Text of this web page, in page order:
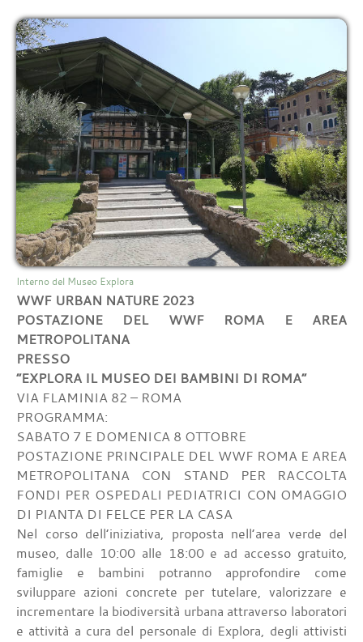
Interno del Museo Explora
WWF URBAN NATURE 2023
POSTAZIONE DEL WWF ROMA E AREA
METROPOLITANA
PRESSO
“EXPLORA IL MUSEO DEI BAMBINI DI ROMA”
VIA FLAMINIA 82 – ROMA
PROGRAMMA:
SABATO 7 E DOMENICA 8 OTTOBRE
POSTAZIONE PRINCIPALE DEL WWF ROMA E AREA
METROPOLITANA CON STAND PER RACCOLTA
FONDI PER OSPEDALI PEDIATRICI CON OMAGGIO
DI PIANTA DI FELCE PER LA CASA
Nel corso dell’iniziativa, proposta nell’area verde del
museo, dalle 10:00 alle 18:00 e ad accesso gratuito,
famiglie e bambini potranno approfondire come
sviluppare azioni concrete per tutelare, valorizzare e
incrementare la biodiversità urbana attraverso laboratori
e attività a cura del personale di Explora, degli attivisti